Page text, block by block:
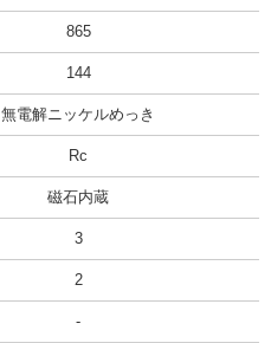
865
144
無電解ニッケルめっき
Rc
磁石内蔵
3
2
-